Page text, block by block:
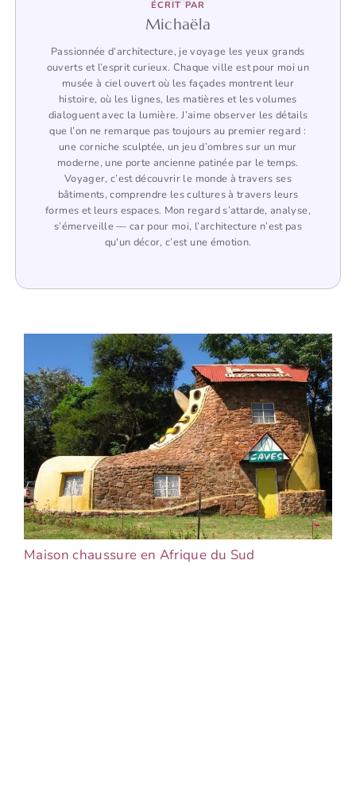
ÉCRIT PAR
Michaëla
Passionnée d’architecture, je voyage les yeux grands
ouverts et l’esprit curieux. Chaque ville est pour moi un
musée à ciel ouvert où les façades montrent leur
histoire, où les lignes, les matières et les volumes
dialoguent avec la lumière. J’aime observer les détails
que l’on ne remarque pas toujours au premier regard :
une corniche sculptée, un jeu d’ombres sur un mur
moderne, une porte ancienne patinée par le temps.
Voyager, c’est découvrir le monde à travers ses
bâtiments, comprendre les cultures à travers leurs
formes et leurs espaces. Mon regard s’attarde, analyse,
s’émerveille — car pour moi, l’architecture n’est pas
qu'un décor, c’est une émotion.
Maison chaussure en Afrique du Sud